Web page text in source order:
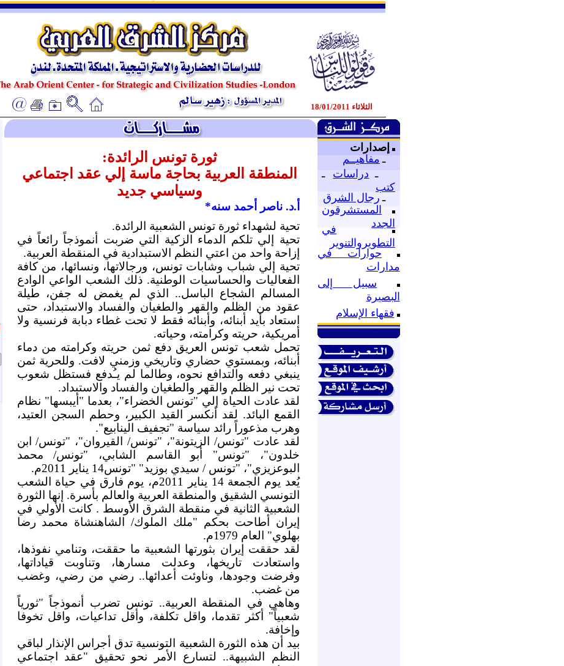
ـ
ـ
الثلاثاء 18/01/2011
إصدارات
ـ مفاهيــم
ـ دراسات
ـ
كتب
ـ رجال الشرق
المستشرقون
الجدد
في
التطويروالتنوير
حوارات في
مدارات
سبيل إلى
البصيرة
فقهاء الإسلام
ثورة تونس الرائدة:
المنطقة العربية بحاجة ماسة إلي عقد اجتماعي
وسياسي جديد
أ.د. ناصر أحمد سنه*
تحية لشهداء ثورة تونس الشعبية الرائدة.
تحية إلي تلكم الدماء الزكية التي ضربت أنموذجاً رائعاً في
إزاحة واحد من اعتي النظم الاستبدادية في المنقطة العربية.
تحية إلي شباب وشابات تونس، ورجالاتها، ونسائها، من كافة
الفعاليات والحساسيات الوطنية. ذلك الشعب الواعي الوادع
المسالم الشجاع الباسل.. الذي لم يغمض له جفن، طيلة
عقود من الظلم والقهر والطغيان والفساد والاستبداد، حتى
استعاد بأيد أبنائه، وأبنائه فقط لا تحت غطاء دبابة فرنسية ولا
أمريكية، حريته وكرامته، وحياته.
تحمل شعب تونس العريق دفع ثمن حريته وكرامته من دماء
أبنائه، وبمستوي حضاري وتاريخي وزمني لافت. وللحرية ثمن
ينبغي دفعه والتدافع نحوه، وطالما لم يـُدفع فستظل شعوب
تحت نير الظلم والقهر والطغيان والفساد والاستبداد.
لقد عادت الحياة إلي "تونس الخضراء"، بعدما "أيبسها" نظام
القمع البائد. لقد أنكسر القيد الكبير، وحطم السجن العتيد،
وهرب مذعوراً رائد سياسة "تجفيف الينابيع".
لقد عادت "تونس/ الزيتونة"، "تونس/ القيروان"، "تونس/ ابن
خلدون"، "تونس" أبو القاسم الشابي، "تونس/ محمد
البوعزيزي"، "تونس / سيدي بوزيد" "تونس14 يناير 2011م.
يُعد يوم الجمعة 14 يناير 2011م، يوم فارق في حياة الشعب
التونسي الشقيق والمنطقة العربية والعالم بأسرة. إنها الثورة
الشعبية الثانية في منقطة الشرق الأوسط . كانت الأولي في
إيران أطاحت بحكم "ملك الملوك/ الشاهنشاة محمد رضا
بهلوي" العام 1979م.
لقد حققت إيران بثورتها الشعبية ما حققت، وتنامي نفوذها،
واستعادت تاريخها، وعدلت مسارها، وتناوبت قياداتها،
وفرضت وجودها، وناوئت أعدائها.. رضي من رضي، وغضب
من غضب.
وهاهي في المنقطة العربية.. تونس تضرب أنموذجاً "ثورياً
شعبياً" أكثر تقدما، واقل تكلفة، وأقل تداعيات، واقل تخوفا
وإخافة.
بيد أن هذه الثورة الشعبية التونسية تدق أجراس الإنذار لباقي
النظم الشبيهة.. لتسارع الأمر نحو تحقيق "عقد اجتماعي